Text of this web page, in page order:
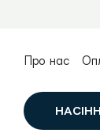
Про нас